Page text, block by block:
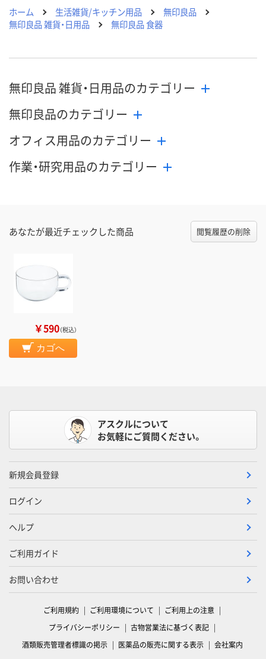
ホーム
生活雑貨/キッチン用品
無印良品
無印良品 雑貨・日用品
無印良品 食器
無印良品 雑貨・日用品のカテゴリー
無印良品のカテゴリー
オフィス用品のカテゴリー
作業・研究用品のカテゴリー
あなたが最近チェックした商品 閲覧履歴の削除
￥590（税込）
カゴへ
アスクルについて
お気軽にご質問ください。
新規会員登録
ログイン
ヘルプ
ご利用ガイド
お問い合わせ
ご利用規約 ご利用環境について
ご利用上の注意
プライバシーポリシー
古物営業法に基づく表記
酒類販売管理者標識の掲示
医薬品の販売に関する表示 会社案内